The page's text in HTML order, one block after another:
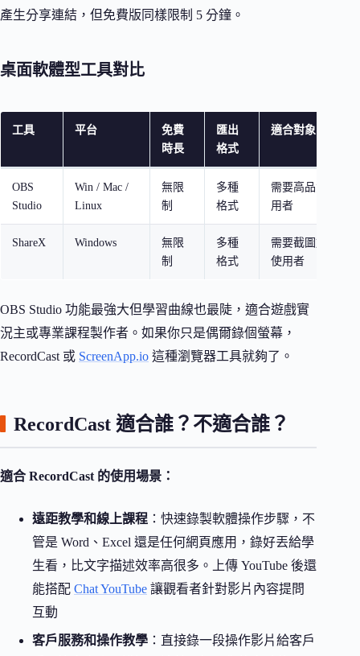
產生分享連結，但免費版同樣限制 5 分鐘。
桌面軟體型工具對比
工具 平台
免費
時長
匯出
格式
適合對象
OBS
Studio
Win / Mac /
Linux
無限
制
多種
格式
需要高品質、高
用者
ShareX Windows
無限
制
多種
格式
需要截圖加錄製
使用者
OBS Studio 功能最強大但學習曲線也最陡，適合遊戲實
況主或專業課程製作者。如果你只是偶爾錄個螢幕，
RecordCast 或 ScreenApp.io 這種瀏覽器工具就夠了。
RecordCast 適合誰？不適合誰？
適合 RecordCast 的使用場景：
遠距教學和線上課程 ：快速錄製軟體操作步驟，不
管是 Word、Excel 還是任何網頁應用，錄好丟給學
生看，比文字描述效率高很多。上傳 YouTube 後還
能搭配 Chat YouTube 讓觀看者針對影片內容提問
互動
客戶服務和操作教學 ：直接錄一段操作影片給客戶